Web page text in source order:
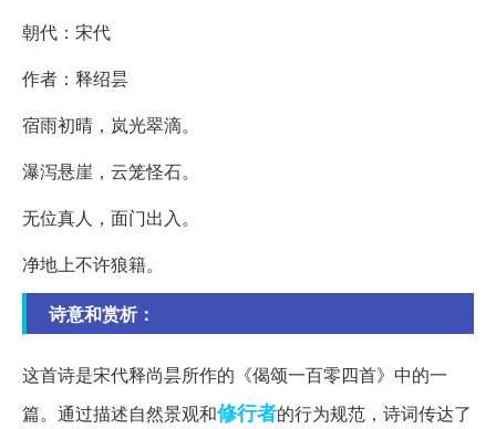
朝代：宋代
作者：释绍昙
宿雨初晴，岚光翠滴。
瀑泻悬崖，云笼怪石。
无位真人，面门出入。
净地上不许狼籍。
诗意和赏析：
这首诗是宋代释尚昙所作的《偈颂一百零四首》中的一
篇。通过描述自然景观和修行者的行为规范，诗词传达了